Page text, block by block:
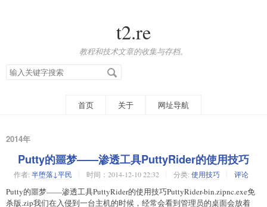
t2.re
教程和技术文章的收集与存档。
搜
索
首页 关于 网址导航
2014年
Putty的噩梦——渗透工具PuttyRider的使用技巧
作者: 半堕落↓平民 时间：2014-12-10 22:32 分类: 使用技巧 评论
Putty的噩梦——渗透工具PuttyRider的使用技巧PuttyRider-bin.zipnc.exe免
杀版.zip我们在入侵到一台主机的时候，经常会看到管理员的桌面会放着